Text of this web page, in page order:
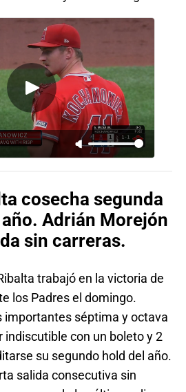
cosecha segunda
Adrián Morejón
sin carreras.
trabajó en la victoria de
los Padres el domingo.
importantes séptima y octava
con un boleto y 2
su segundo hold del año.
salida consecutiva sin